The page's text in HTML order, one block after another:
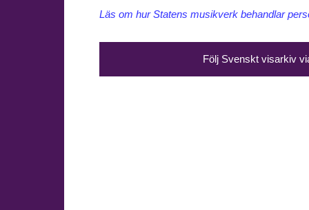
Läs om hur Statens musikverk behandlar
Följ Svenskt visarkiv